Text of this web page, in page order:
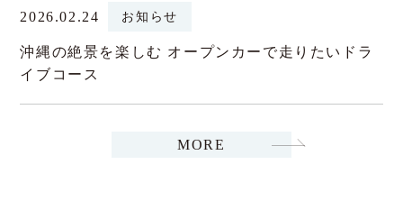
2026.02.24 お知らせ
沖縄の絶景を楽しむ オープンカーで走りたいドラ
イブコース
MORE